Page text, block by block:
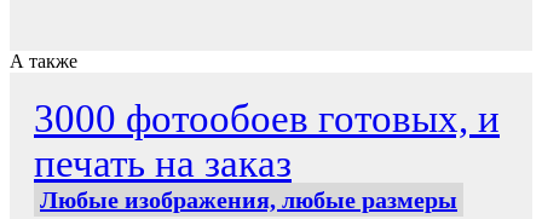
А также
3000 фотообоев готовых, и
печать на заказ
Любые изображения, любые размеры